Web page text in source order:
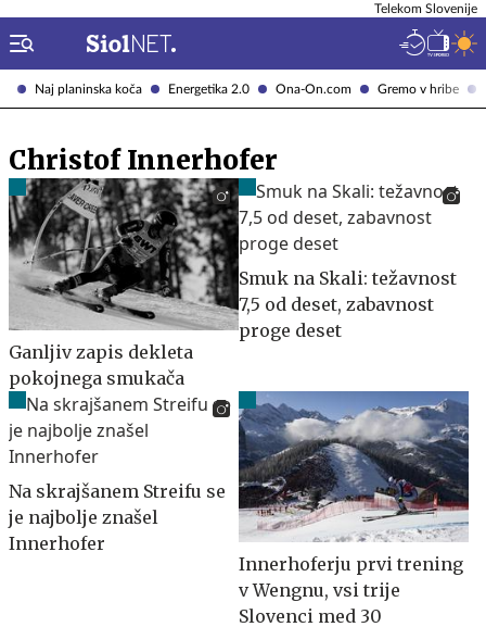
Naj planinska koča Energetika 2.0 Ona-On.com Gremo v hribe
Telekom Slovenije
Christof Innerhofer
Ganljiv zapis dekleta
pokojnega smukača
Smuk na Skali: težavnost
7,5 od deset, zabavnost
proge deset
Na skrajšanem Streifu se
je najbolje znašel
Innerhofer
Innerhoferju prvi trening
v Wengnu, vsi trije
Slovenci med 30